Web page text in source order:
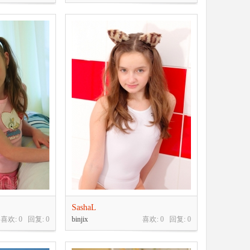
喜欢: 0 回复: 0
SashaL
喜欢: 0 回复: 0
binjix